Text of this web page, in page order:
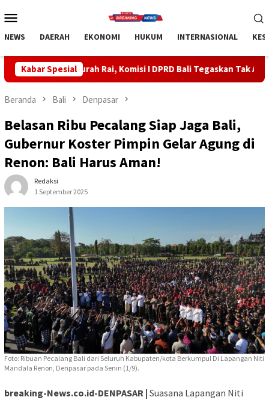
ke
Mobile
NEWS DAERAH EKONOMI HUKUM INTERNASIONAL
Kabar Spesial
Komisi I DPRD Bali Tegaskan Tak Ada Indikasi Penyalahgunaan
Beranda Bali Denpasar
Belasan Ribu Pecalang Siap Jaga Bali,
Gubernur Koster Pimpin Gelar Agung di
Renon: Bali Harus Aman!
Redaksi
1 September 2025
Foto: Ribuan Pecalang Bali dari Seluruh Kabupaten/kota Berkumpul Di Lapangan Niti
Mandala Renon, Denpasar pada Senin (1/9).
breaking-News.co.id-DENPASAR | Suasana Lapangan Niti